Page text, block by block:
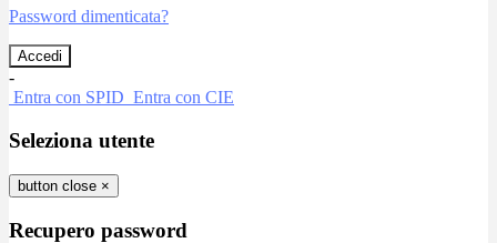
Password dimenticata?
-
Entra con SPID Entra con CIE
Seleziona utente
button close ×
Recupero password